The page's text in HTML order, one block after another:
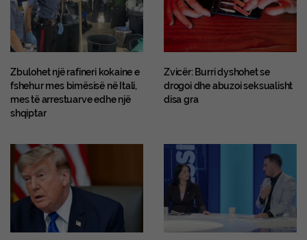
Zbulohet një rafineri kokaine e
fshehur mes bimësisë në Itali,
mes të arrestuarve edhe një
shqiptar
Zvicër: Burri dyshohet se
drogoi dhe abuzoi seksualisht
disa gra